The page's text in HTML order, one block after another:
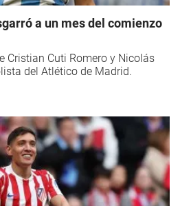
a un mes del comienzo
Cristian Cuti Romero y Nicolás
del Atlético de Madrid.